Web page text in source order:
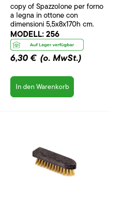
copy of Spazzolone per forno
a legna in ottone con
dimensioni 5,5x8x170h cm.
MODELL: 256
6,30 € (o. MwSt.)
In den Warenkorb